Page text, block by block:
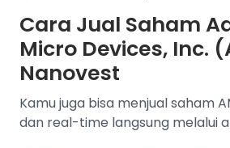
Cara Jual Saham
Micro Devices, Inc.
Nanovest
Kamu juga bisa menjual saham
dan real-time langsung melalui